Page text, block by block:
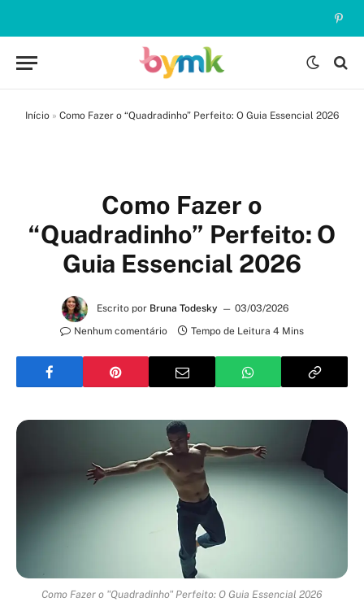
Início » Como Fazer o “Quadradinho” Perfeito: O Guia Essencial 2026
Como Fazer o
“Quadradinho” Perfeito: O
Guia Essencial 2026
Escrito por Bruna Todesky
03/03/2026
Nenhum comentário
Tempo de Leitura 4 Mins
Como Fazer o "Quadradinho" Perfeito: O Guia Essencial 2026